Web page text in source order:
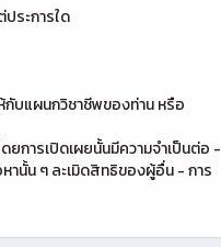
ระการใด
กับแผนกวิชาชีพของท่าน หรือ
ยการเปิดเผยนั้นมีความจำเป็นต่อ -
านั้น ๆ ละเมิดสิทธิของผู้อื่น - การ